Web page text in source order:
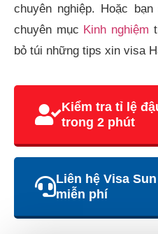
chuyên nghiệp. Hoặc
chuyên mục Kinh nghiệm
bỏ túi những tips xin visa
Kiểm tra tỉ lệ
trong 2 phút
Liên hệ Visa
miễn phí